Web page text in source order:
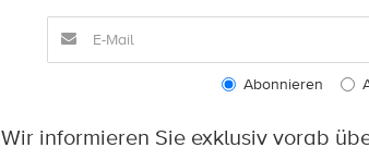
Abonnieren
Wir informieren Sie exklusiv vorab